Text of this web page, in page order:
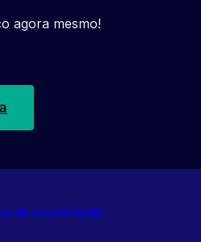
agora mesmo!
de privacidade